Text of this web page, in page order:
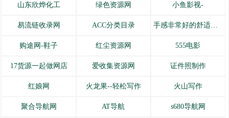
山东欣烨化工 绿色资源网 小鱼影视-
易流链收录网 ACC分类目录 手感非常好的舒适内衣
购途网-鞋子 红尘资源网 555电影
17货源一起做网店 爱收集资源网 证件照制作
红娘网 火龙果--轻松写作 火山写作
聚合导航网 AT导航 s680导航网